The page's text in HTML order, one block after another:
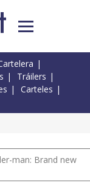
Tráilers
Carteles
man: Brand new